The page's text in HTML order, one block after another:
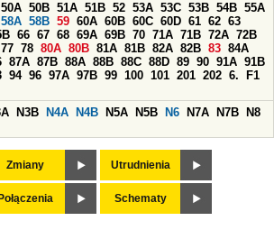
50A 50B 51A 51B 52 53A 53C 53B 54B 55A
58A 58B 59 60A 60B 60C 60D 61 62 63
66 67 68 69A 69B 70 71A 71B 72A 72B
77 78 80A 80B 81A 81B 82A 82B 83 84A
87A 87B 88A 88B 88C 88D 89 90 91A 91B
94 96 97A 97B 99 100 101 201 202 6.
F1
N3B N4A N4B N5A N5B N6 N7A N7B
N8
Zmiany Utrudnienia
Połączenia Schematy